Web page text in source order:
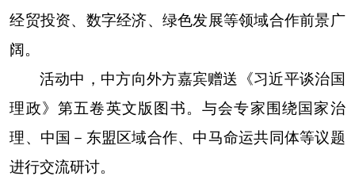
经贸投资、数字经济、绿色发展等领域合作前景广
阔。
活动中，中方向外方嘉宾赠送《习近平谈治国
理政》第五卷英文版图书。与会专家围绕国家治
理、中国－东盟区域合作、中马命运共同体等议题
进行交流研讨。